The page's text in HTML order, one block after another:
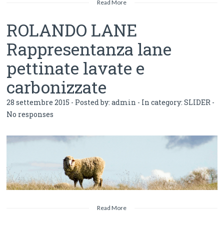
Read More
ROLANDO LANE
Rappresentanza lane
pettinate lavate e
carbonizzate
28 settembre 2015 - Posted by:admin - In category:SLIDER -
No responses
Read More